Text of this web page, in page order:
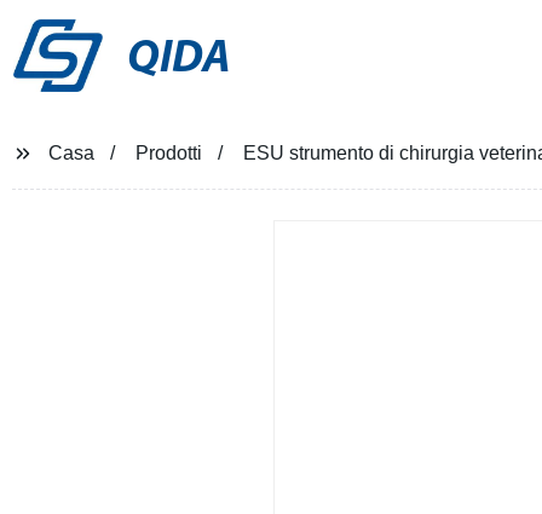
QIDA
Casa Prodotti ESU strumento di chirurgia